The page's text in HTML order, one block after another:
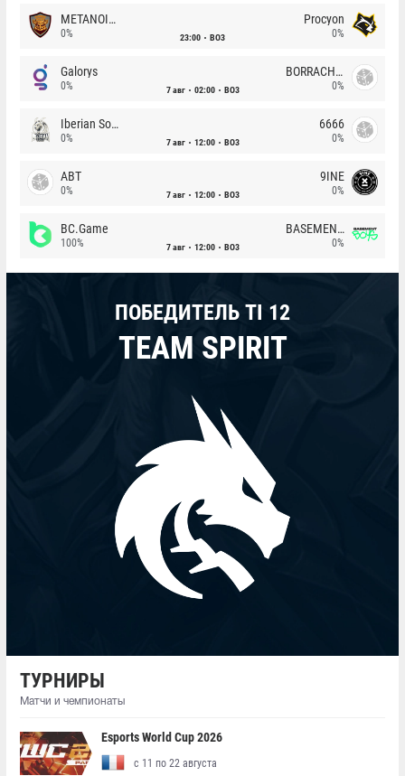
METANOIA Wolves
0% 23:00 BO3
Procyon
0%
Galorys
0% 7 авг 02:00 BO3
BORRACHEIROS
0%
Iberian Soul
0% 7 авг 12:00 BO3
6666
0%
ABT
0% 7 авг 12:00 BO3
9INE
0%
BC.Game
100% 7 авг 12:00 BO3
BASEMENT BOYS
0%
ПОБЕДИТЕЛЬ TI 12
TEAM SPIRIT
ТУРНИРЫ
Матчи и чемпионаты
Esports World Cup 2026
с 11 по 22 августа